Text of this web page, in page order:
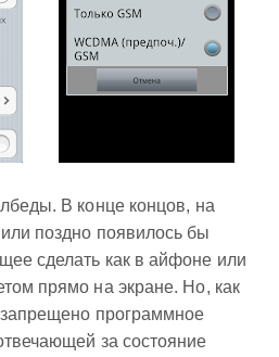
В конце концов, на
поздно появилось бы
сделать как в айфоне или
прямо на экране. Но, как
программное
за состояние